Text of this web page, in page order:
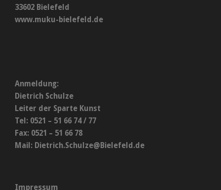
33602 Bielefeld
www.muku-bielefeld.de
Anmeldung:
Dietrich Schulze
Leiter der Sparte Kunst
Tel: 0521 – 51 66 74 / 77
Fax: 0521 – 51 66 78
Mail: Dietrich.Schulze@Bielefeld.de
Impressum